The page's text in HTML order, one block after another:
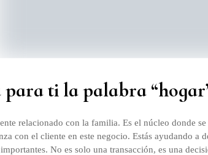
para ti la palabra
relacionado con la familia. Es el núcleo donde
con el cliente en este negocio. Estás ayudando a
No es solo una transacción, es una